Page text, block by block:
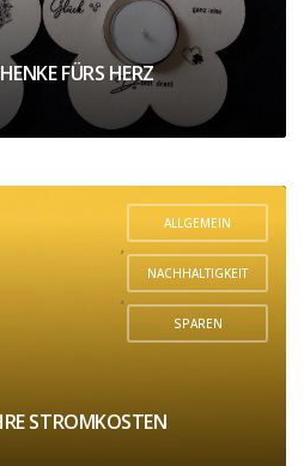
FÜRS HERZ
ALLGEMEIN
,
NACHHALTIGKEIT
,
SPAREN
STROMKOSTEN